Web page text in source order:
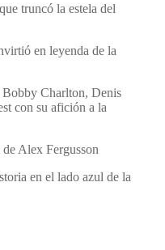
truncó la estela del
en leyenda de la
Charlton, Denis
con su afición a la
Alex Fergusson
en el lado azul de la